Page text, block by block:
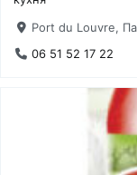
Port du Louvre,
06 51 52 17 22